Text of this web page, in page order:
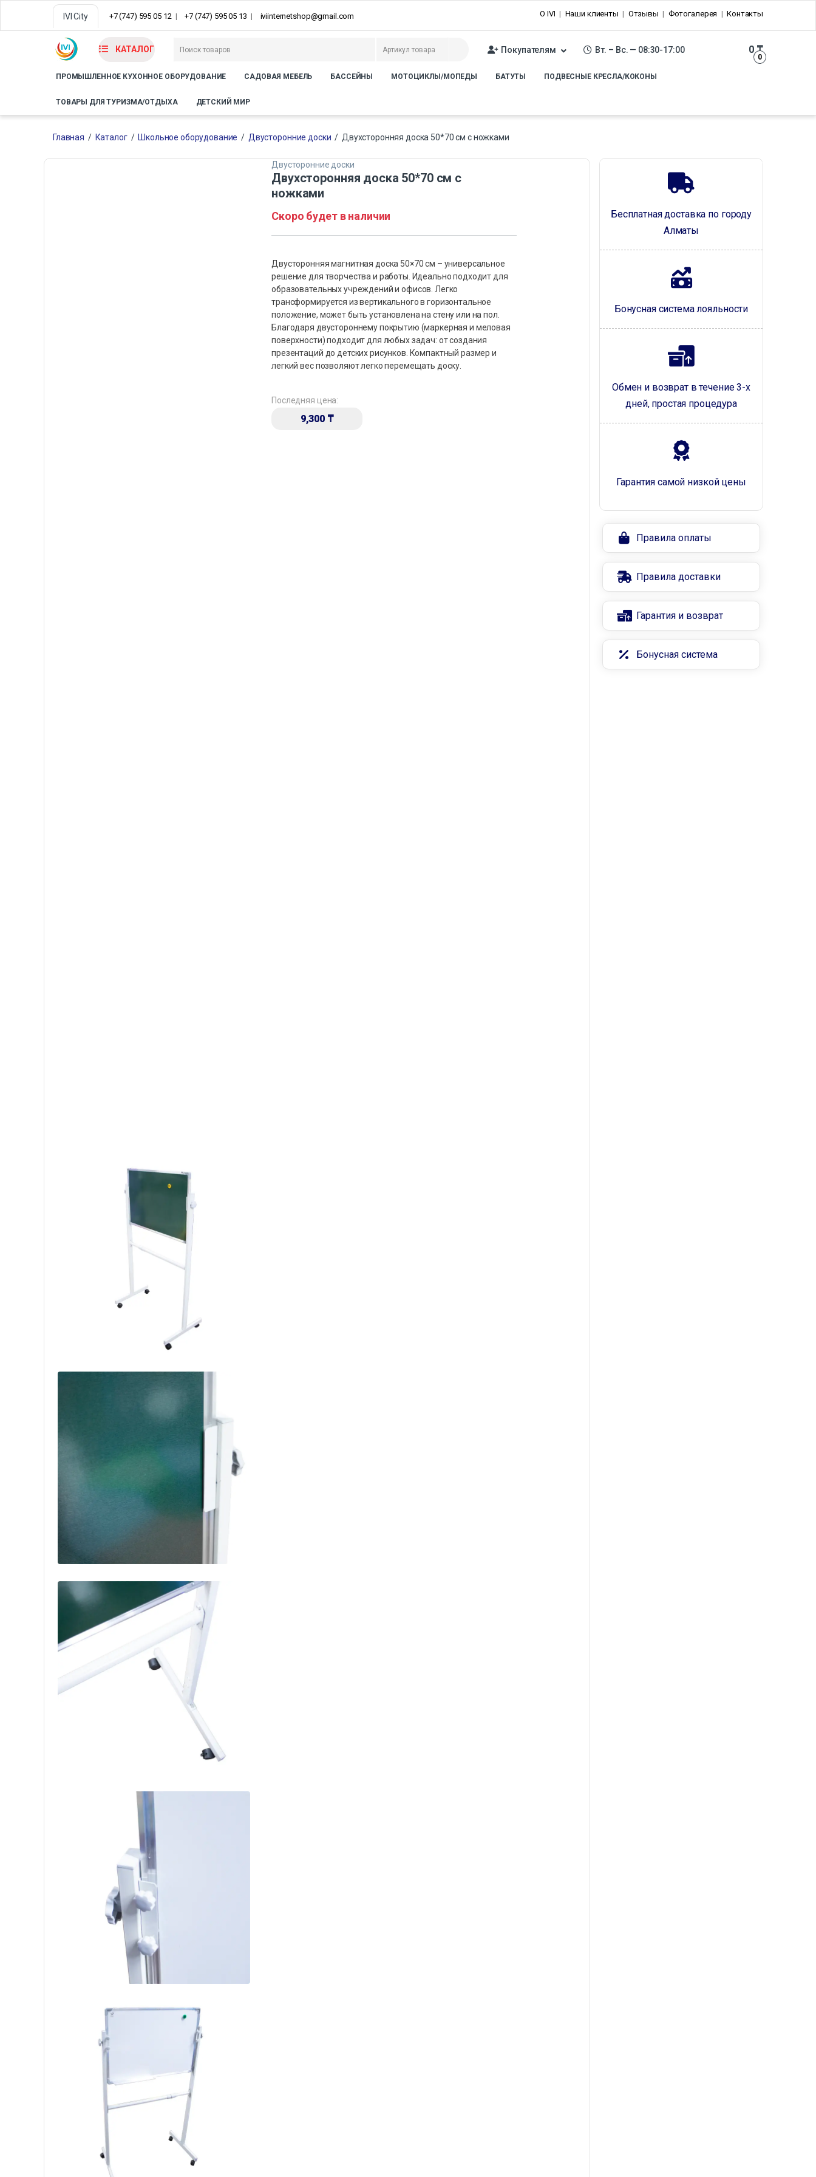
IVI City +7 (747) 595 05 12 +7 (747) 595 05 13 iviinternetshop@gmail.com О IVI Наши клиенты Отзывы Фотогалерея Контакты
КАТАЛОГ Покупателям Вт. – Вс. — 08:30-17:00
0
0₸
ПРОМЫШЛЕННОЕ КУХОННОЕ ОБОРУДОВАНИЕ САДОВАЯ МЕБЕЛЬ БАССЕЙНЫ МОТОЦИКЛЫ/МОПЕДЫ БАТУТЫ ПОДВЕСНЫЕ КРЕСЛА/КОКОНЫ
ТОВАРЫ ДЛЯ ТУРИЗМА/ОТДЫХА ДЕТСКИЙ МИР
Главная / Каталог / Школьное оборудование / Двусторонние доски / Двухсторонняя доска 50*70 см с ножками
Двусторонние доски
Двухсторонняя доска 50*70 см с
ножками
Скоро будет в наличии
Двусторонняя магнитная доска 50×70 см – универсальное
решение для творчества и работы. Идеально подходит для
образовательных учреждений и офисов. Легко
трансформируется из вертикального в горизонтальное
положение, может быть установлена на стену или на пол.
Благодаря двустороннему покрытию (маркерная и меловая
поверхности) подходит для любых задач: от создания
презентаций до детских рисунков. Компактный размер и
легкий вес позволяют легко перемещать доску.
Последняя цена:
9,300 ₸
Бесплатная доставка по городу
Алматы
Бонусная система лояльности
Обмен и возврат в течение 3-х
дней, простая процедура
Гарантия самой низкой цены
Правила оплаты
Правила доставки
Гарантия и возврат
Бонусная система